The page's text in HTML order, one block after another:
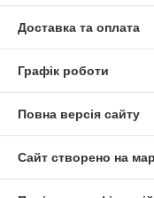
Доставка та оплата
Графік роботи
Повна версія сайту
Сайт створено на